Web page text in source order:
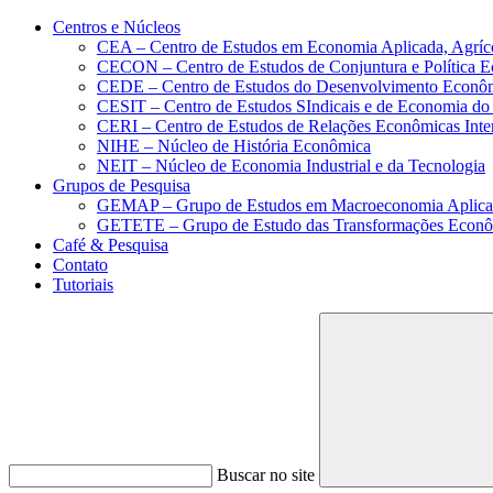
Conteúdo principal Menu principal
Centros e Núcleos
CEA – Centro de Estudos em Economia Aplicada,
CECON – Centro de Estudos de Conjuntura e Política
CEDE – Centro de Estudos do Desenvolvimento
CESIT – Centro de Estudos SIndicais e de Economia
CERI – Centro de Estudos de Relações Econômicas
NIHE – Núcleo de História Econômica
NEIT – Núcleo de Economia Industrial e da Tecnologia
Grupos de Pesquisa
GEMAP – Grupo de Estudos em Macroeconomia
GETETE – Grupo de Estudo das Transformações
Café & Pesquisa
Contato
Tutoriais
Buscar no site